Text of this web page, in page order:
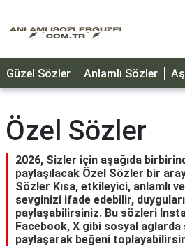
GÜZEL
SÖZLER
SÖZLER
DOĞUM
GÜNÜ
MESAJLARI
ÖZEL
GÜNLER
DİNİ
Güzel Sözler Anlamlı Sözler
Özel Sözler
2026, Sizler için aşağıda
paylaşılacak Özel Sözler bir
Sözler Kısa, etkileyici, anlamlı
sevginizi ifade edebilir,
paylaşabilirsiniz. Bu sözleri
Facebook, X gibi sosyal
paylaşarak beğeni